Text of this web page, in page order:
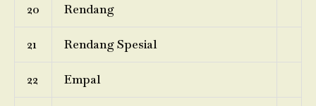
20 Rendang
21 Rendang Spesial
22 Empal